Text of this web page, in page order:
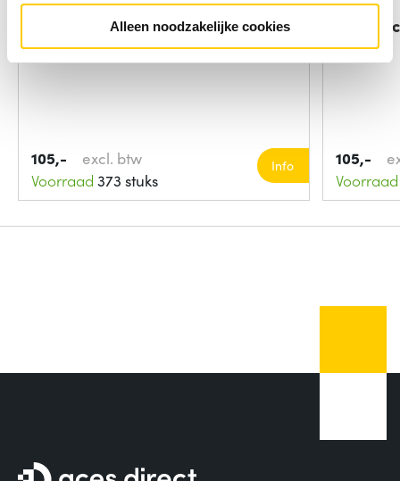
Alleen noodzakelijke cookies
HP 96W Enhanced battery
105,-
excl. btw
Voorraad 373 stuks
Info
Batt
Cbl-b
105,-
Voorraad